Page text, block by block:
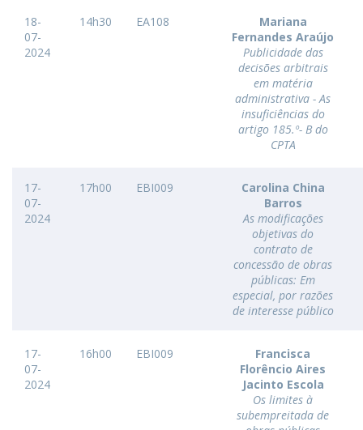
18-
07-
2024
14h30 EA108
Mariana
Fernandes Araújo
Publicidade das
decisões arbitrais
em matéria
administrativa - As
insuficiências do
artigo 185.º- B do
CPTA
17-
07-
2024
17h00 EBI009
Carolina China
Barros
As modificações
objetivas do
contrato de
concessão de obras
públicas: Em
especial, por razões
de interesse público
17-
07-
2024
16h00 EBI009
Francisca
Florêncio Aires
Jacinto Escola
Os limites à
subempreitada de